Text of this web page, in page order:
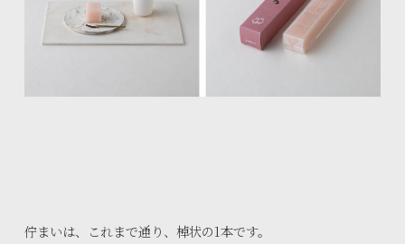
佇まいは、これまで通り、棹状の1本です。